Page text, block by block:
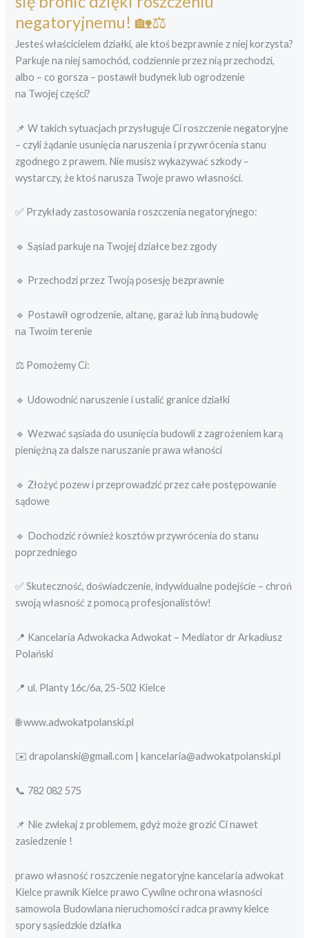
negatoryjnemu! 🏡⚖️
Jesteś właścicielem działki, ale ktoś bezprawnie z niej korzysta?
Parkuje na niej samochód, codziennie przez nią przechodzi,
albo – co gorsza – postawił budynek lub ogrodzenie
na Twojej części?
📌 W takich sytuacjach przysługuje Ci roszczenie negatoryjne
– czyli żądanie usunięcia naruszenia i przywrócenia stanu
zgodnego z prawem. Nie musisz wykazywać szkody –
wystarczy, że ktoś narusza Twoje prawo własności.
✅ Przykłady zastosowania roszczenia negatoryjnego:
🔹 Sąsiad parkuje na Twojej działce bez zgody
🔹 Przechodzi przez Twoją posesję bezprawnie
🔹 Postawił ogrodzenie, altanę, garaż lub inną budowlę
na Twoim terenie
⚖️ Pomożemy Ci:
🔹 Udowodnić naruszenie i ustalić granice działki
🔹 Wezwać sąsiada do usunięcia budowli z zagrożeniem karą
pieniężną za dalsze naruszanie prawa właności
🔹 Złożyć pozew i przeprowadzić przez całe postępowanie
sądowe
🔹 Dochodzić również kosztów przywrócenia do stanu
poprzedniego
✅ Skuteczność, doświadczenie, indywidualne podejście – chroń
swoją własność z pomocą profesjonalistów!
📍 Kancelaria Adwokacka Adwokat – Mediator dr Arkadiusz
Polański
📍 ul. Planty 16c/6a, 25-502 Kielce
🌐 www.adwokatpolanski.pl
✉️ drapolanski@gmail.com | kancelaria@adwokatpolanski.pl
📞 782 082 575
📌 Nie zwlekaj z problemem, gdyż może grozić Ci nawet
zasiedzenie !
prawo własność roszczenie negatoryjne kancelaria adwokat
Kielce prawnik Kielce prawo Cywilne ochrona własności
samowola Budowlana nieruchomości radca prawny kielce
spory sąsiedzkie działka